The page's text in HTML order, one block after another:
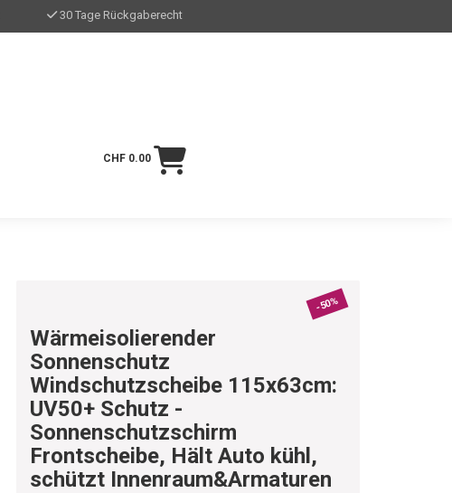
30 Tage Rückgaberecht
CHF 0.00
-50%
Wärmeisolierender
Sonnenschutz
Windschutzscheibe 115x63cm:
UV50+ Schutz -
Sonnenschutzschirm
Frontscheibe, Hält Auto kühl,
schützt Innenraum&Armaturen